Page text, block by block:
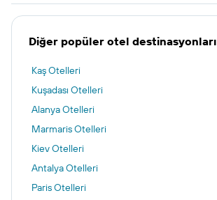
Diğer popüler otel destinasyonları
Kaş Otelleri
Kuşadası Otelleri
Alanya Otelleri
Marmaris Otelleri
Kiev Otelleri
Antalya Otelleri
Paris Otelleri